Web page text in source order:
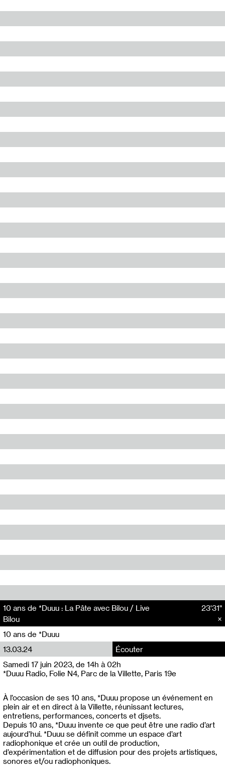
10 ans de *Duuu : La Pâte avec Bilou / Live
Bilou
23'31"
10 ans de *Duuu
13.03.24
Écouter
Samedi 17 juin 2023, de 14h à 02h
*Duuu Radio, Folie N4, Parc de la Villette, Paris 19e
À l’occasion de ses 10 ans, *Duuu propose un événement en
plein air et en direct à la Villette, réunissant lectures,
entretiens, performances, concerts et djsets.
Depuis 10 ans, *Duuu invente ce que peut être une radio d’art
aujourd’hui. *Duuu se définit comme un espace d’art
radiophonique et crée un outil de production,
d’expérimentation et de diffusion pour des projets artistiques,
sonores et/ou radiophoniques.